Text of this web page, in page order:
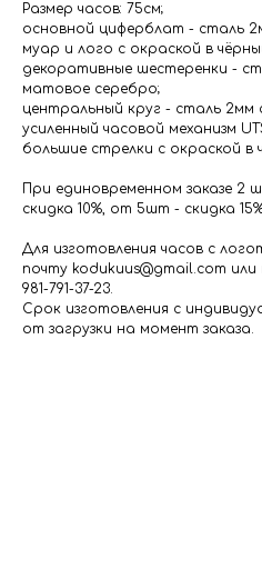
Размер часов: 75см;
основной циферблат - сталь
муар и лого с окраской в
декоративные шестеренки -
матовое серебро;
центральный круг - сталь 2мм
усиленный часовой механизм
большие стрелки с окраской в
При единовременном заказе 2
скидка 10%, от 5шт - скидка
Для изготовления часов с
почту kodukuus@gmail.com
981-791-37-23.
Срок изготовления с
от загрузки на момент заказа.